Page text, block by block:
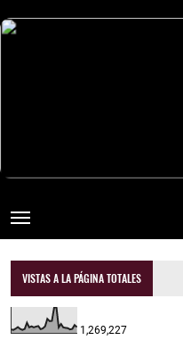
VISTAS A LA PÁGINA TOTALES
1,269,227